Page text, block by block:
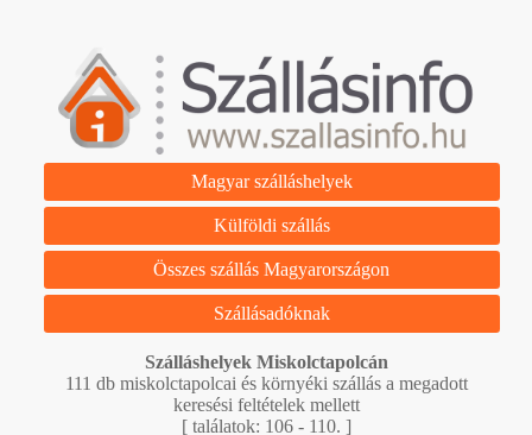
Magyar szálláshelyek
Külföldi szállás
Összes szállás Magyarországon
Szállásadóknak
Szálláshelyek Miskolctapolcán
111 db miskolctapolcai és környéki szállás a megadott
keresési feltételek mellett
[ találatok: 106 - 110. ]